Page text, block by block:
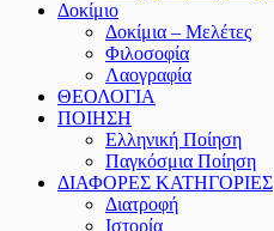
Δοκίμιο
Δοκίμια – Μελέτες
Φιλοσοφία
Λαογραφία
ΘΕΟΛΟΓΙΑ
ΠΟΙΗΣΗ
Ελληνική Ποίηση
Παγκόσμια Ποίηση
ΔΙΑΦΟΡΕΣ ΚΑΤΗΓΟΡΙΕΣ
Διατροφή
Ιστορία